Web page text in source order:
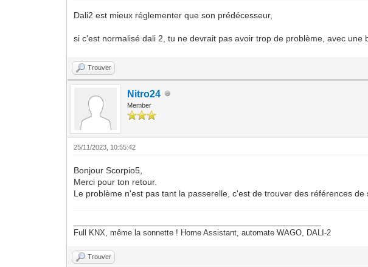
Dali2 est mieux réglementer que son prédécesseur,
si c'est normalisé dali 2, tu ne devrait pas avoir trop de problème, avec
Trouver
Nitro24
Member
25/11/2023, 10:55:42
Bonjour Scorpio5,
Merci pour ton retour.
Le problème n'est pas tant la passerelle, c'est de trouver des références de
Full KNX, même la sonnette ! Home Assistant, automate WAGO, DALI-2
Trouver